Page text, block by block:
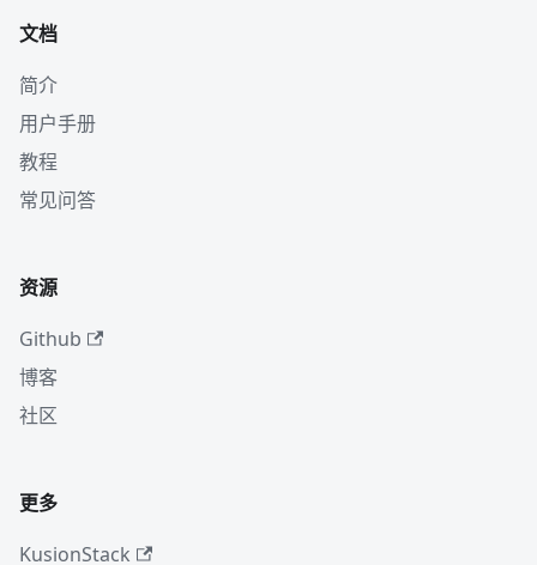
文档
简介
用户手册
教程
常见问答
资源
Github
博客
社区
更多
KusionStack